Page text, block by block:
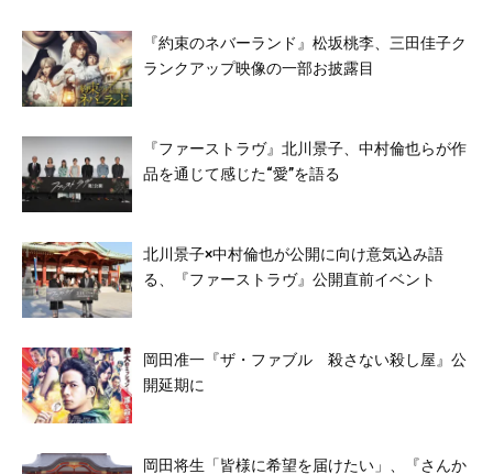
『約束のネバーランド』松坂桃李、三田佳子ク
ランクアップ映像の一部お披露目
『ファーストラヴ』北川景子、中村倫也らが作
品を通じて感じた“愛”を語る
北川景子×中村倫也が公開に向け意気込み語
る、『ファーストラヴ』公開直前イベント
岡田准一『ザ・ファブル 殺さない殺し屋』公
開延期に
岡田将生「皆様に希望を届けたい」、『さんか